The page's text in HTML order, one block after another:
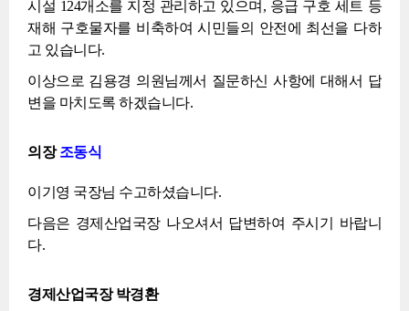
시설 124개소를 지정 관리하고 있으며, 응급 구호 세트 등
재해 구호물자를 비축하여 시민들의 안전에 최선을 다하
고 있습니다.
이상으로 김용경 의원님께서 질문하신 사항에 대해서 답
변을 마치도록 하겠습니다.
의장조동식
이기영 국장님 수고하셨습니다.
다음은 경제산업국장 나오셔서 답변하여 주시기 바랍니
다.
경제산업국장 박경환